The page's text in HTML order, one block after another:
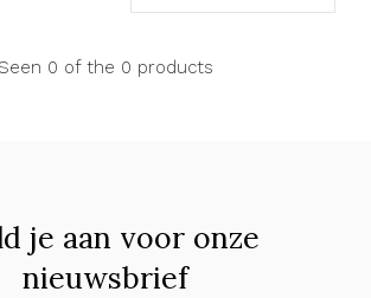
Seen 0 of the 0 products
je aan voor onze
nieuwsbrief